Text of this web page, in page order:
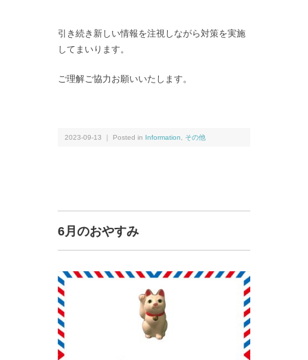
引き続き新しい情報を注視しながら対策を実施
してまいります。
ご理解ご協力お願いいたします。
2023-09-13 ｜ Posted in Information その他
6月のおやすみ